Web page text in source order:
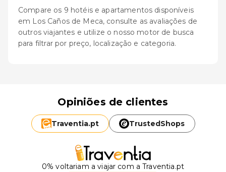
Compare os 9 hotéis e apartamentos disponíveis
em Los Caños de Meca, consulte as avaliações de
outros viajantes e utilize o nosso motor de busca
para filtrar por preço, localização e categoria.
Opiniões de clientes
Traventia.pt TrustedShops
0% voltariam a viajar com a Traventia.pt